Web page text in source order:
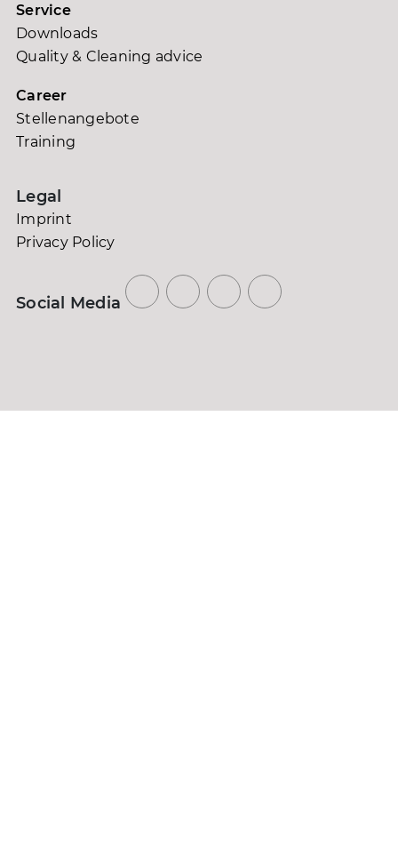
Service
Downloads
Quality & Cleaning advice
Career
Stellenangebote
Training
Legal
Imprint
Privacy Policy
Social Media